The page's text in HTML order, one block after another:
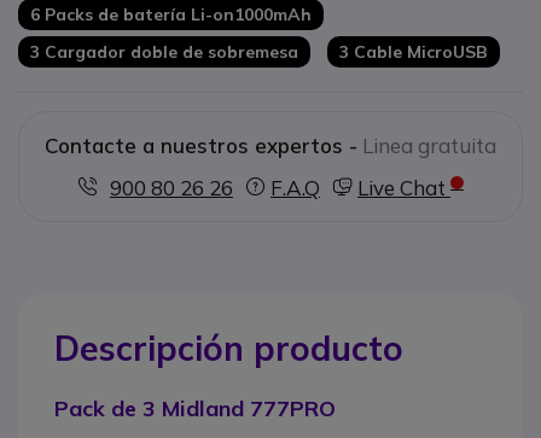
6 Packs de batería Li-on1000mAh
3 Cargador doble de sobremesa
3 Cable MicroUSB
Contacte a nuestros expertos - Linea gratuita
900 80 26 26
F.A.Q Live Chat
Descripción producto
Pack de 3 Midland 777PRO